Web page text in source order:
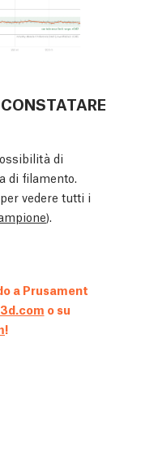
di
di filamento.
vedere tutti i
).
a Prusament
o su
!